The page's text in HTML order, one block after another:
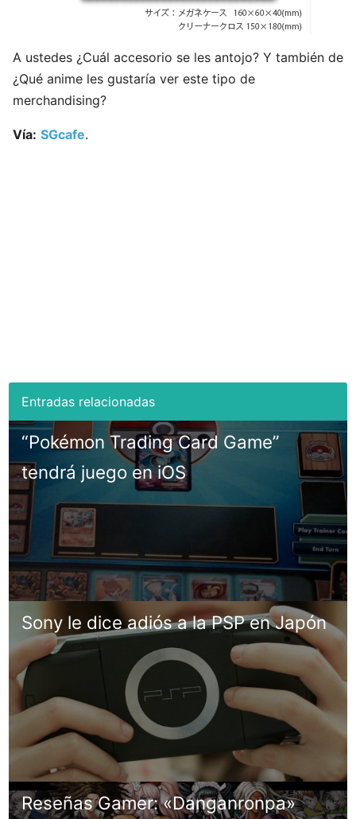
A ustedes ¿Cuál accesorio se les antojo? Y también de
¿Qué anime les gustaría ver este tipo de
merchandising?
Vía: SGcafe.
“Pokémon Trading Card Game”
tendrá juego en iOS
Sony le dice adiós a la PSP en Japón
Reseñas Gamer: «Danganronpa»